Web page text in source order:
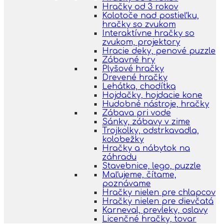
Hračky od 3 rokov
Kolotoče nad postieľku,
hračky so zvukom
Interaktívne hračky so
zvukom, projektory
Hracie deky, penové puzzle
Zábavné hry
Plyšové hračky
Drevené hračky
Lehátka, chodítka
Hojdačky, hojdacie kone
Hudobné nástroje, hračky
Zábava pri vode
Sánky, zábavy v zime
Trojkolky, odstrkavadla,
kolobežky
Hračky a nábytok na
záhradu
Stavebnice, lego, puzzle
Maľujeme, čítame,
poznávame
Hračky nielen pre chlapcov
Hračky nielen pre dievčatá
Karneval, prevleky, oslavy
Licenčné hračky, tovar